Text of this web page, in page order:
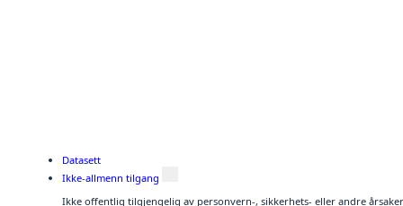
Datasett
Ikke-allmenn tilgang
Ikke offentlig tilgjengelig av personvern-, sikkerhets- eller andre